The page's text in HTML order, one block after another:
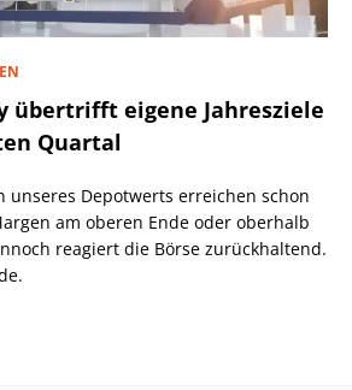
übertrifft eigene Jahresziele
Quartal
unseres Depotwerts erreichen schon
am oberen Ende oder oberhalb
reagiert die Börse zurückhaltend.